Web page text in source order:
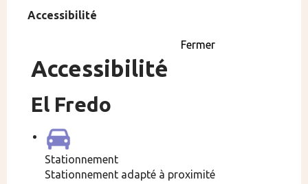
Accessibilité
Accessibilité
Fermer
Accessibilité
El Fredo
Stationnement
Stationnement adapté à proximité